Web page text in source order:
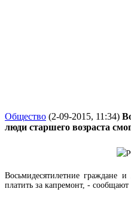
Общество (2-09-2015, 11:34)
люди старшего возраста
Восьмидесятилетние граждане
платить за капремонт, -